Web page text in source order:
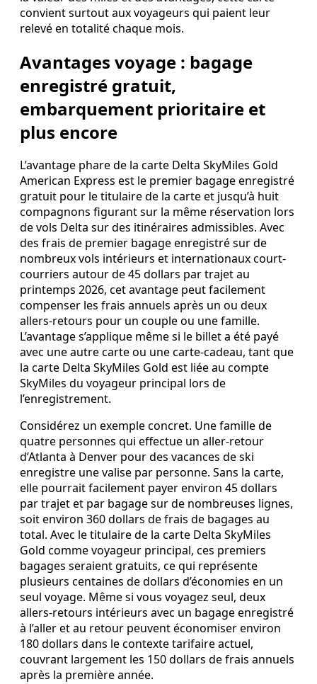
convient surtout aux voyageurs qui paient leur
relevé en totalité chaque mois.
Avantages voyage : bagage
enregistré gratuit,
embarquement prioritaire et
plus encore
L’avantage phare de la carte Delta SkyMiles Gold
American Express est le premier bagage enregistré
gratuit pour le titulaire de la carte et jusqu’à huit
compagnons figurant sur la même réservation lors
de vols Delta sur des itinéraires admissibles. Avec
des frais de premier bagage enregistré sur de
nombreux vols intérieurs et internationaux court-
courriers autour de 45 dollars par trajet au
printemps 2026, cet avantage peut facilement
compenser les frais annuels après un ou deux
allers-retours pour un couple ou une famille.
L’avantage s’applique même si le billet a été payé
avec une autre carte ou une carte-cadeau, tant que
la carte Delta SkyMiles Gold est liée au compte
SkyMiles du voyageur principal lors de
l’enregistrement.
Considérez un exemple concret. Une famille de
quatre personnes qui effectue un aller-retour
d’Atlanta à Denver pour des vacances de ski
enregistre une valise par personne. Sans la carte,
elle pourrait facilement payer environ 45 dollars
par trajet et par bagage sur de nombreuses lignes,
soit environ 360 dollars de frais de bagages au
total. Avec le titulaire de la carte Delta SkyMiles
Gold comme voyageur principal, ces premiers
bagages seraient gratuits, ce qui représente
plusieurs centaines de dollars d’économies en un
seul voyage. Même si vous voyagez seul, deux
allers-retours intérieurs avec un bagage enregistré
à l’aller et au retour peuvent économiser environ
180 dollars dans le contexte tarifaire actuel,
couvrant largement les 150 dollars de frais annuels
après la première année.